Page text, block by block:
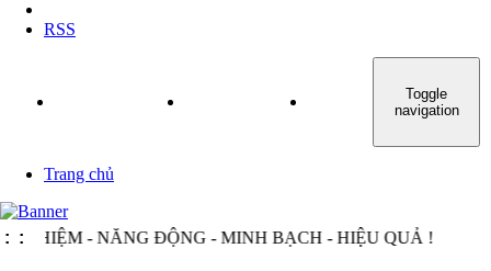
RSS
TIN TỨC - SỰ KIỆN
Toggle
navigation
Trang chủ
: : - NĂNG ĐỘNG - MINH BẠCH - HIỆU QUẢ !